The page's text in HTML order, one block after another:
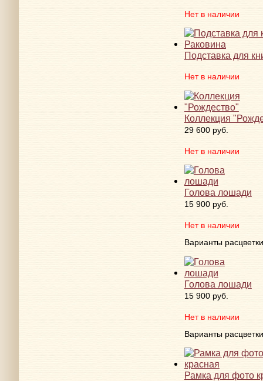
Нет в наличии
Подставка для
Нет в наличии
Коллекция
29 600 руб.
Нет в наличии
Голова лошади
15 900 руб.
Нет в наличии
Варианты расцветки
Голова лошади
15 900 руб.
Нет в наличии
Варианты расцветки
Рамка для фото